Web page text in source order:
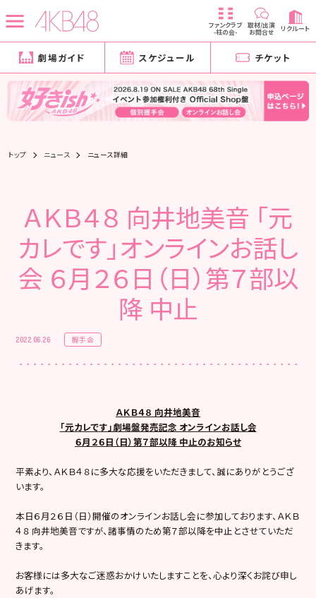
ファンクラブ
-柱の会-
取材/出演
お問合せ リクルート
劇場ガイド スケジュール チケット
トップ ニュース ニュース詳細
ＡＫＢ４８ 向井地美音 「元
カレです」オンラインお話し
会 ６月２６日（日）第７部以
降 中止
2022.06.26 握手会
ＡＫＢ４８ 向井地美音
「元カレです」劇場盤発売記念 オンラインお話し会
６月２６日（日）第７部以降 中止のお知らせ
平素より、ＡＫＢ４８に多大な応援をいただきまして、誠にありがとうござ
います。
本日６月２６日（日）開催のオンラインお話し会に参加しております、ＡＫＢ
４８ 向井地美音ですが、諸事情のため第７部以降を中止とさせていただ
きます。
お客様には多大なご迷惑おかけいたしますことを、心より深くお詫び申し
あげます。